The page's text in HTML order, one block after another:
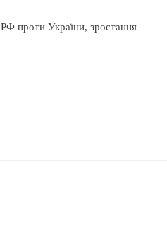
РФ проти України, зростання